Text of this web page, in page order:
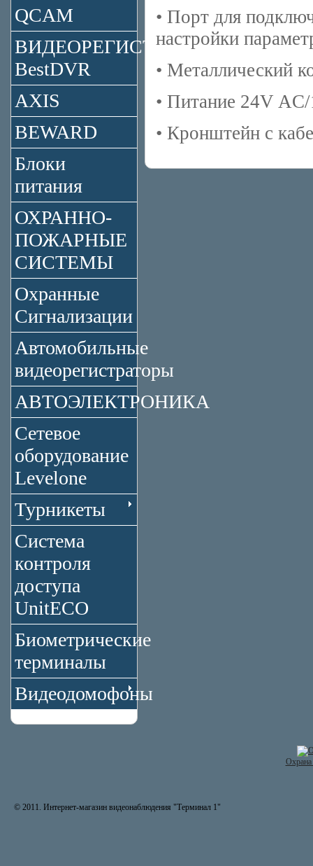
QCAM
ВИДЕОРЕГИСТРАТОРЫ
BestDVR
AXIS
BEWARD
Блоки
питания
ОХРАННО-
ПОЖАРНЫЕ
СИСТЕМЫ
Охранные
Сигнализации
Автомобильные
видеорегистраторы
АВТОЭЛЕКТРОНИКА
Сетевое
оборудование
Levelone
Турникеты
Система
контроля
доступа
UnitECO
Биометрические
терминалы
Видеодомофоны
• Порт для
настройки
• Металлический
• Питание 24V
• Кронштейн с
© 2011. Интернет-магазин видеонаблюдения "Терминал 1"